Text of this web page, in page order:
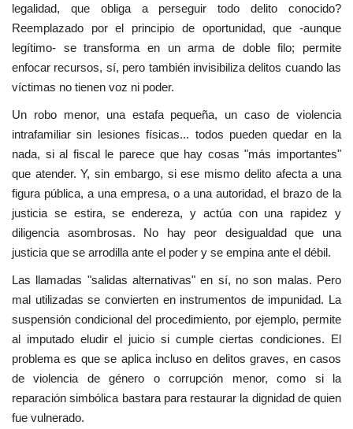
legalidad, que obliga a perseguir todo delito conocido?
Reemplazado por el principio de oportunidad, que -aunque
legítimo- se transforma en un arma de doble filo; permite
enfocar recursos, sí, pero también invisibiliza delitos cuando las
víctimas no tienen voz ni poder.
Un robo menor, una estafa pequeña, un caso de violencia
intrafamiliar sin lesiones físicas... todos pueden quedar en la
nada, si al fiscal le parece que hay cosas "más importantes"
que atender. Y, sin embargo, si ese mismo delito afecta a una
figura pública, a una empresa, o a una autoridad, el brazo de la
justicia se estira, se endereza, y actúa con una rapidez y
diligencia asombrosas. No hay peor desigualdad que una
justicia que se arrodilla ante el poder y se empina ante el débil.
Las llamadas "salidas alternativas" en sí, no son malas. Pero
mal utilizadas se convierten en instrumentos de impunidad. La
suspensión condicional del procedimiento, por ejemplo, permite
al imputado eludir el juicio si cumple ciertas condiciones. El
problema es que se aplica incluso en delitos graves, en casos
de violencia de género o corrupción menor, como si la
reparación simbólica bastara para restaurar la dignidad de quien
fue vulnerado.